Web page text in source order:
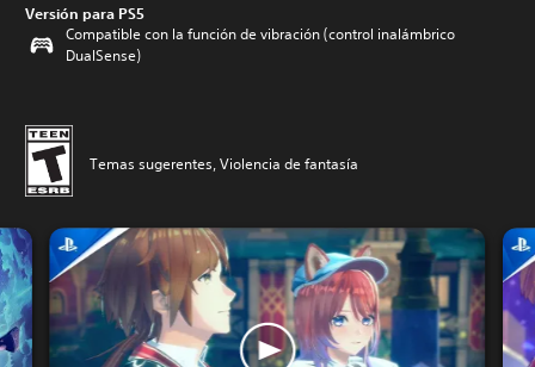
Versión para PS5
Compatible con la función de vibración (control inalámbrico
DualSense)
Temas sugerentes, Violencia de fantasía